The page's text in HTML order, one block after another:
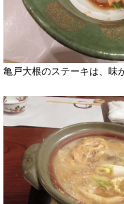
亀戸大根のステーキは、味